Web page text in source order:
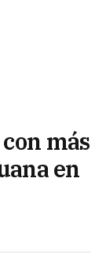
más
en